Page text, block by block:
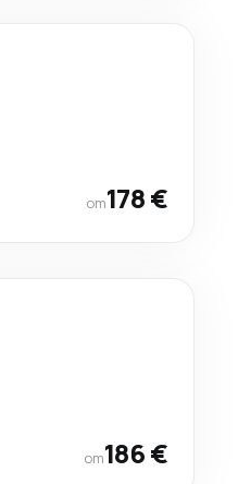
от178 €
от186 €